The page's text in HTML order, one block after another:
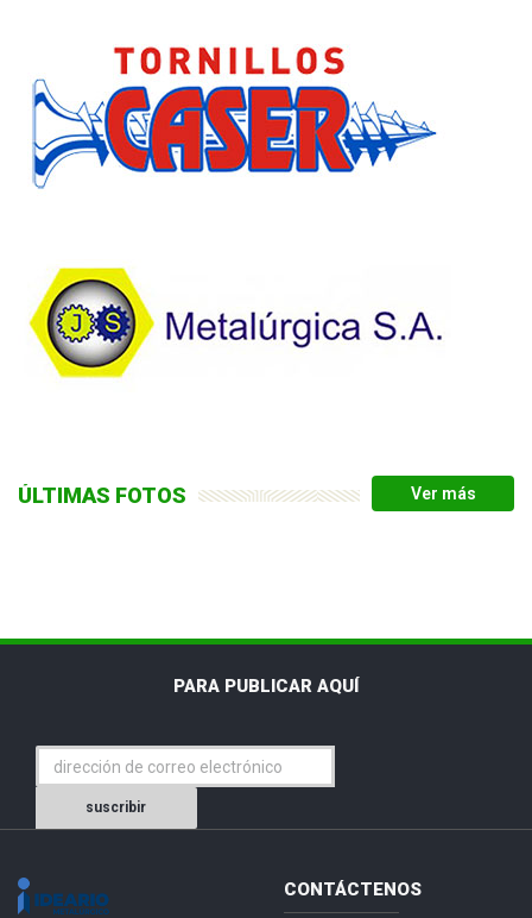
ÚLTIMAS FOTOS
PARA PUBLICAR AQUÍ
suscribir
CONTÁCTENOS